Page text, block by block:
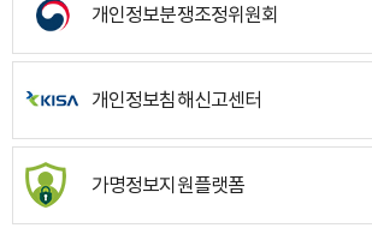
개인정보분쟁조정위원회
개인정보침해신고센터
가명정보지원플랫폼